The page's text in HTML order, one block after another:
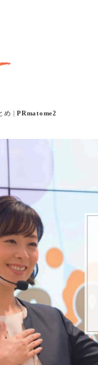
め |PRmatome2